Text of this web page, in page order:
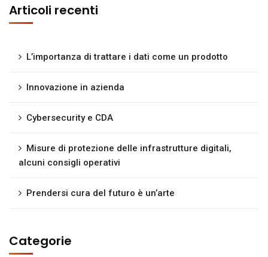
Articoli recenti
L’importanza di trattare i dati come un prodotto
Innovazione in azienda
Cybersecurity e CDA
Misure di protezione delle infrastrutture digitali,
alcuni consigli operativi
Prendersi cura del futuro è un’arte
Categorie